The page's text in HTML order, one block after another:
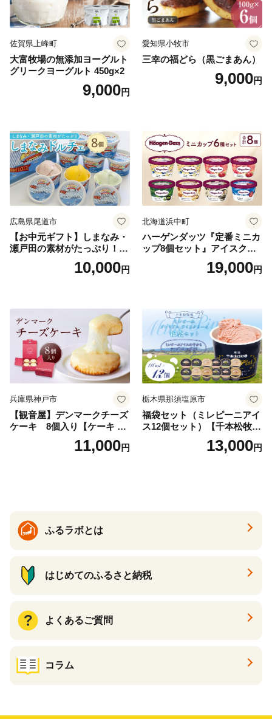
佐賀県上峰町
大富牧場の無添加ヨーグルト
グリークヨーグルト 450g×2
9,000円
愛知県小牧市
三幸の福どら（黒ごまあん）
9,000円
広島県尾道市
【お中元ギフト】しまなみ・
瀬戸田の素材がたっぷり！ジ
10,000円
北海道浜中町
ハーゲンダッツ『定番ミニカ
ップ8個セット』アイスクリ
ーム アイス スイーツ デザー
19,000円
兵庫県神戸市
【観音屋】デンマークチーズ
ケーキ 8個入り【ケーキ チ
ーズケーキ 人気スイーツ お
すすめスイーツ 神戸スイー
11,000円
栃木県那須塩原市
福袋セット（ミレピーニアイ
ス12個セット）【千本松牧
場】 ns025-014-12 【デザー
ト 詰め合わせ ギフト】
13,000円
ふるラボとは
はじめてのふるさと納税
よくあるご質問
コラム